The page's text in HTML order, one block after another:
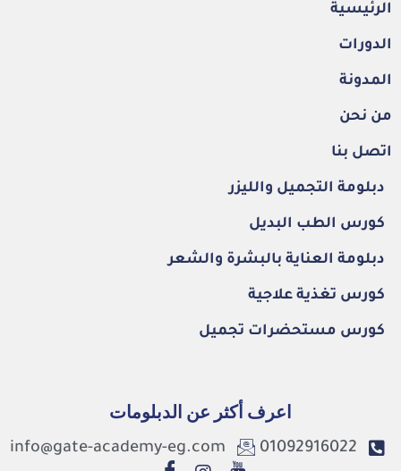
الرئيسية
الدورات
المدونة
من نحن
اتصل بنا
دبلومة التجميل والليزر
كورس الطب البديل
دبلومة العناية بالبشرة والشعر
كورس تغذية علاجية
كورس مستحضرات تجميل
اعرف أكثر عن الدبلومات
01092916022
info@gate-academy-eg.com